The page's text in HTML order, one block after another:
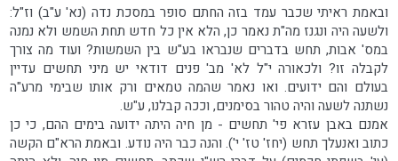
ובאמת ראיתי שכבר עמד בזה החתם סופר במסכת נדה (נא' ע"ב) וז"ל:
ולשעה היה ונגנז מה"ת נאמר כן, הלא אין כל חדש תחת השמש ולא נמנה
במס' אבות, תחש בדברים שנבראו בע"ש בין השמשות? ועוד מה צורך
לקבלה זו? ולכאורה י"ל לא' מב' פנים דודאי יש מיני תחשים עדיין
בעולם והם ידועים. ואו נאמר שהמה טמאים ורק אותו שבימי מרע"ה
נשתנה לשעה והיה טהור בסימנים, וככה קבלנו, ע"ש.
אמנם באבן עזרא פי' תחשים - מן חיה היתה ידועה בימים ההם, כי כן
כתוב ואנעלך תחש (יחז' טז' י'). והנה כבר היה נודע. ובאמת הרא"ם הקשה